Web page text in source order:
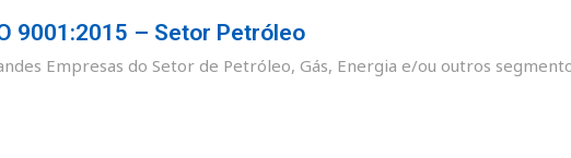
9001:2015 – Setor Petróleo
Empresas do Setor de Petróleo, Gás, Energia e/ou outros